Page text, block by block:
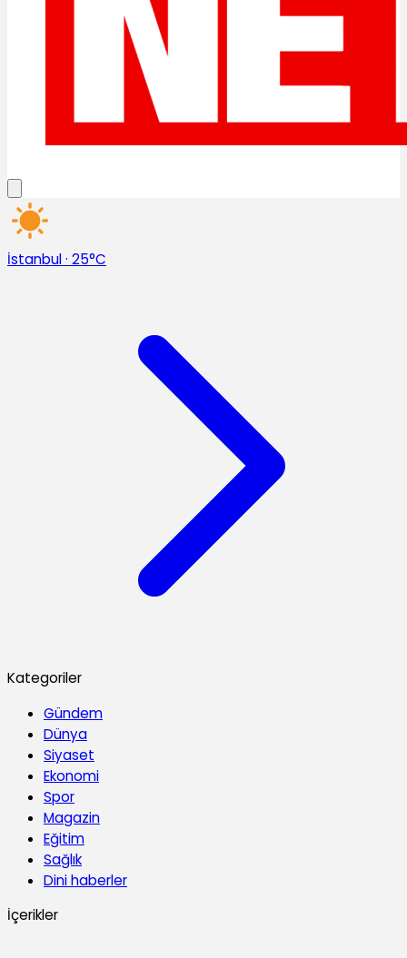
İstanbul· 25°C
Kategoriler
Gündem
Dünya
Siyaset
Ekonomi
Spor
Magazin
Eğitim
Sağlık
Dini haberler
İçerikler